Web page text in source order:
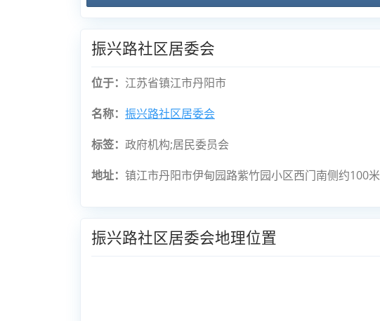
振兴路社区居委会
位于： 江苏省镇江市丹阳市
名称： 振兴路社区居委会
标签： 政府机构;居民委员会
地址： 镇江市丹阳市伊甸园路紫竹园小区西门南侧约100米
振兴路社区居委会地理位置